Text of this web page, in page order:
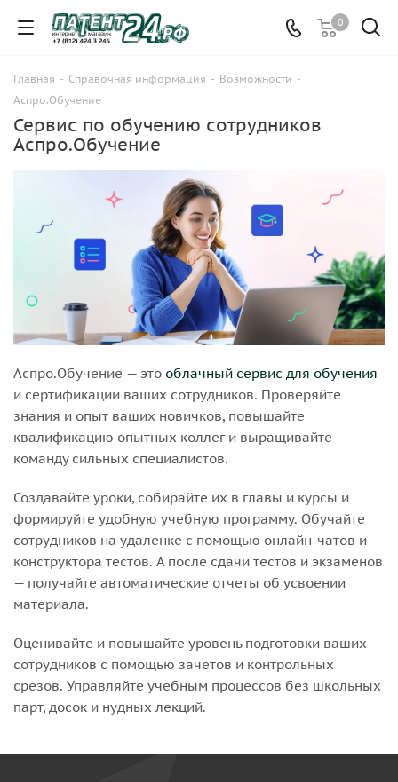
0
Главная - Справочная информация - Возможности -
Аспро.Обучение
Сервис по обучению сотрудников
Аспро.Обучение
Аспро.Обучение — это облачный сервис для обучения
и сертификации ваших сотрудников. Проверяйте
знания и опыт ваших новичков, повышайте
квалификацию опытных коллег и выращивайте
команду сильных специалистов.
Создавайте уроки, собирайте их в главы и курсы и
формируйте удобную учебную программу. Обучайте
сотрудников на удаленке с помощью онлайн-чатов и
конструктора тестов. А после сдачи тестов и экзаменов
— получайте автоматические отчеты об усвоении
материала.
Оценивайте и повышайте уровень подготовки ваших
сотрудников с помощью зачетов и контрольных
срезов. Управляйте учебным процессов без школьных
парт, досок и нудных лекций.